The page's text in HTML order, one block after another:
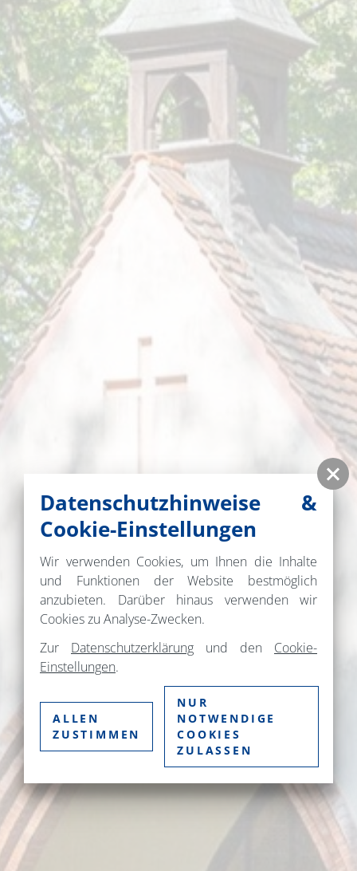
Datenschutzhinweise &
Cookie-Einstellungen
Wir verwenden Cookies, um Ihnen die Inhalte
und Funktionen der Website bestmöglich
anzubieten. Darüber hinaus verwenden wir
Cookies zu Analyse-Zwecken.
Zur Datenschutzerklärung und den Cookie-
Einstellungen.
ALLEN
ZUSTIMMEN
NUR
NOTWENDIGE
COOKIES
ZULASSEN